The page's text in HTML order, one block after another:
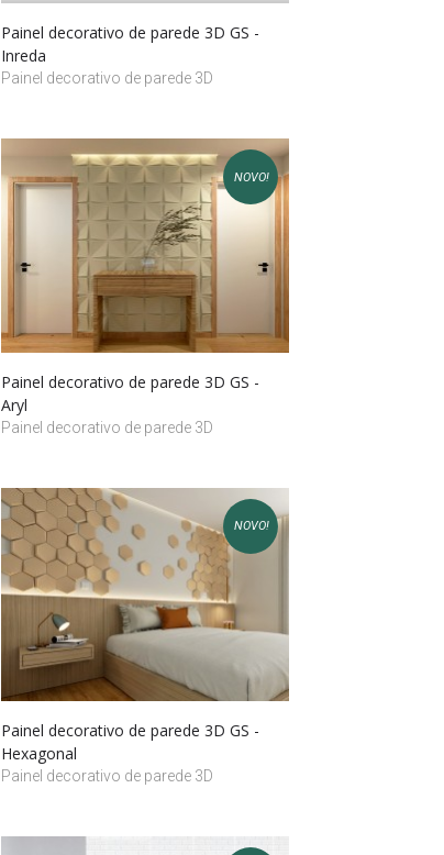
Painel decorativo de parede 3D GS -
Inreda
Painel decorativo de parede 3D
NOVO!
Painel decorativo de parede 3D GS -
Aryl
Painel decorativo de parede 3D
NOVO!
Painel decorativo de parede 3D GS -
Hexagonal
Painel decorativo de parede 3D